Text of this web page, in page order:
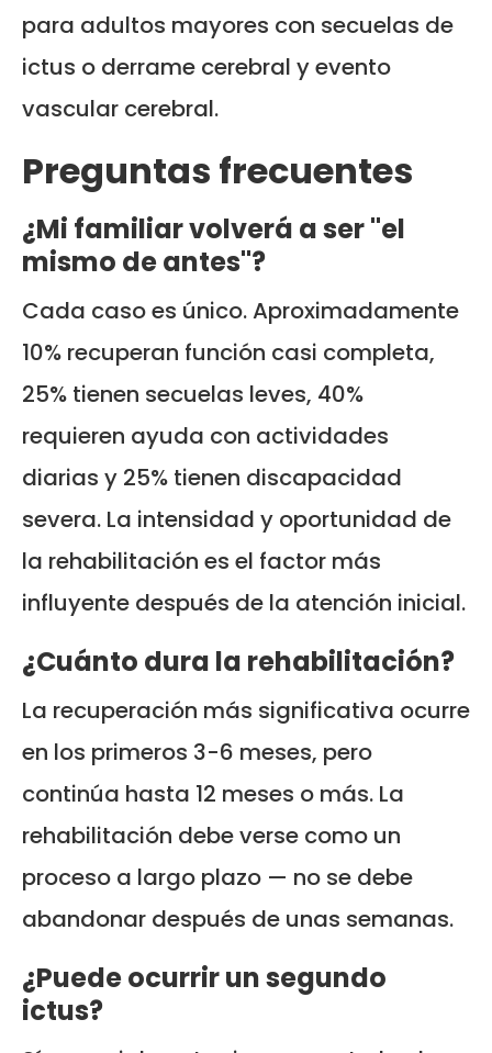
para adultos mayores con secuelas de
ictus o derrame cerebral y evento
vascular cerebral.
Preguntas frecuentes
¿Mi familiar volverá a ser "el
mismo de antes"?
Cada caso es único. Aproximadamente
10% recuperan función casi completa,
25% tienen secuelas leves, 40%
requieren ayuda con actividades
diarias y 25% tienen discapacidad
severa. La intensidad y oportunidad de
la rehabilitación es el factor más
influyente después de la atención inicial.
¿Cuánto dura la rehabilitación?
La recuperación más significativa ocurre
en los primeros 3-6 meses, pero
continúa hasta 12 meses o más. La
rehabilitación debe verse como un
proceso a largo plazo — no se debe
abandonar después de unas semanas.
¿Puede ocurrir un segundo
ictus?